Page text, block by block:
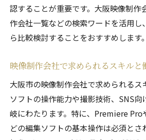
認することが重要です。大阪映像制作
作会社一覧などの検索ワードを活用し
ら比較検討することをおすすめします。
映像制作会社で求められるスキルと
大阪市の映像制作会社で求められるス
ソフトの操作能力や撮影技術、SNS向
岐にわたります。特に、Premiere
どの編集ソフトの基本操作は必須とさ